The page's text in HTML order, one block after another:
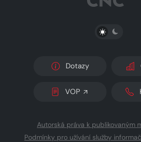
Dotazy
VOP
Autorská práva k publikovaným
Podmínky pro užívání služby